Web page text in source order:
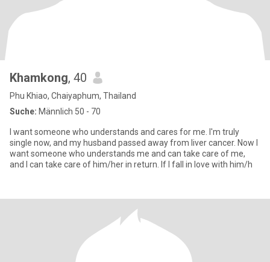
Khamkong, 40
Phu Khiao, Chaiyaphum, Thailand
Suche: Männlich 50 - 70
I want someone who understands and cares for me. I'm truly
single now, and my husband passed away from liver cancer. Now I
want someone who understands me and can take care of me,
and I can take care of him/her in return. If I fall in love with him/h